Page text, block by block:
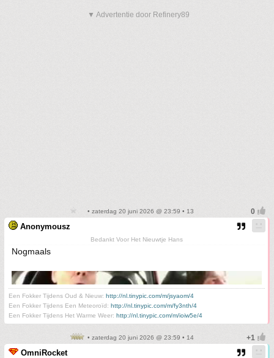
▼ Advertentie door Refinery89
• zaterdag 20 juni 2026 @ 23:59 • 13
Anonymousz
Bedankt Voor Het Nieuwtje Hans
Nogmaals
Een Fokker Tijdens Oud & Nieuw: http://nl.tinypic.com/m/jsyaom/4
Een Fokker Tijdens Een Meteoroïd: http://nl.tinypic.com/m/fy3nth/4
Een Fokker Tijdens Het Warme Weer: http://nl.tinypic.com/m/ioiw5e/4
• zaterdag 20 juni 2026 @ 23:59 • 14
OmniRocket